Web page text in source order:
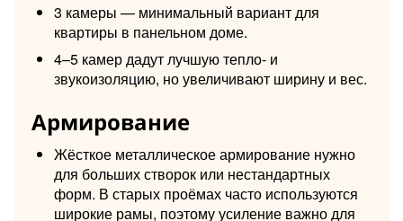
3 камеры — минимальный вариант для
квартиры в панельном доме.
4–5 камер дадут лучшую тепло- и
звукоизоляцию, но увеличивают ширину и вес.
Армирование
Жёсткое металлическое армирование нужно
для больших створок или нестандартных
форм. В старых проёмах часто используются
широкие рамы, поэтому усиление важно для